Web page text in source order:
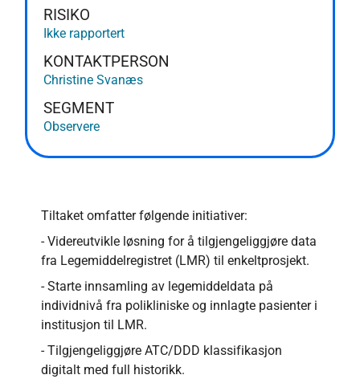
RISIKO
Ikke rapportert
KONTAKTPERSON
Christine Svanæs
SEGMENT
Observere
Tiltaket omfatter følgende initiativer:
- Videreutvikle løsning for å tilgjengeliggjøre data
fra Legemiddelregistret (LMR) til enkeltprosjekt.
- Starte innsamling av legemiddeldata på
individnivå fra polikliniske og innlagte pasienter i
institusjon til LMR.
- Tilgjengeliggjøre ATC/DDD klassifikasjon
digitalt med full historikk.